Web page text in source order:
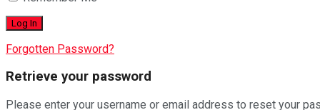
Forgotten Password?
Retrieve your password
Please enter your username or email address to reset your